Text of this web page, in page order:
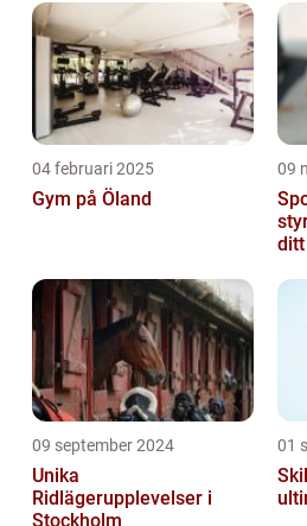
04 februari 2025
Gym på Öland
09
ditt
09 september 2024
Unika
Ridlägerupplevelser i
Stockholm
01